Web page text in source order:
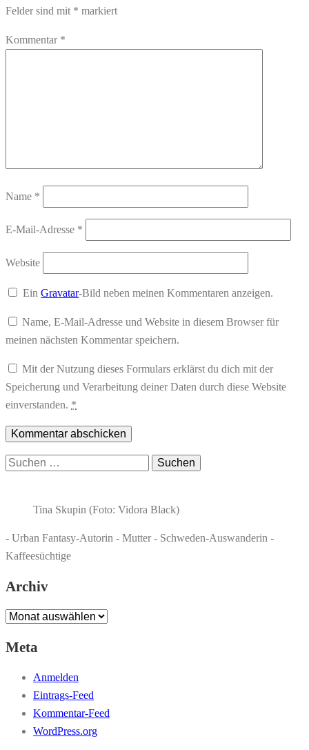
Felder sind mit * markiert
Kommentar *
Name *
E-Mail-Adresse *
Website
EinGravatar-Bild neben meinen Kommentaren anzeigen.
Name, E-Mail-Adresse und Website in diesem Browser für
meinen nächsten Kommentar speichern.
Mit der Nutzung dieses Formulars erklärst du dich mit der
Speicherung und Verarbeitung deiner Daten durch diese Website
einverstanden. *
Suchen
Tina Skupin (Foto: Vidora Black)
- Urban Fantasy-Autorin - Mutter - Schweden-Auswanderin -
Kaffeesüchtige
Archiv
Archiv
Meta
Anmelden
Eintrags-Feed
Kommentar-Feed
WordPress.org